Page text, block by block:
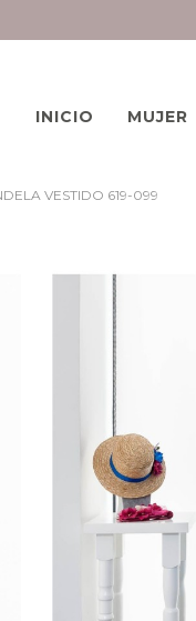
INICIO
MUJER
VESTIDO 619-099